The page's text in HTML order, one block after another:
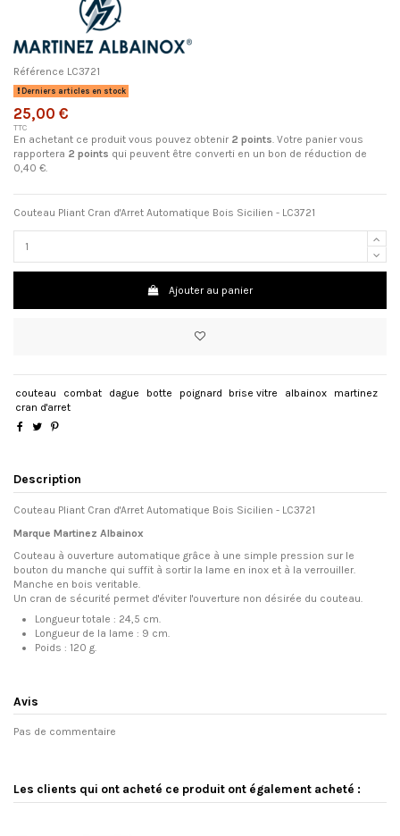
Référence LC3721
Derniers articles en stock
25,00 €
TTC
En achetant ce produit vous pouvez obtenir 2 points. Votre panier vous
rapportera 2 points qui peuvent être converti en un bon de réduction de
0,40 €.
Couteau Pliant Cran d'Arret Automatique Bois Sicilien - LC3721
Ajouter au panier
couteau combat dague botte poignard brise vitre albainox
martinez
cran d'arret
Description
Couteau Pliant Cran d'Arret Automatique Bois Sicilien - LC3721
Marque Martinez Albainox
Couteau à ouverture automatique grâce à une simple pression sur le
bouton du manche qui suffit à sortir la lame en inox et à la verrouiller.
Manche en bois veritable.
Un cran de sécurité permet d'éviter l'ouverture non désirée du couteau.
Longueur totale : 24,5 cm.
Longueur de la lame : 9 cm.
Poids : 120 g.
Avis
Pas de commentaire
Les clients qui ont acheté ce produit ont également acheté :